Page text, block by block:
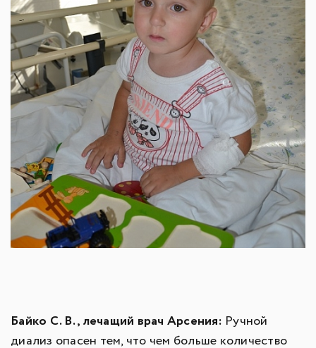
Байко С. В. , лечащий врач Арсения: Ручной
диализ опасен тем, что чем больше количество